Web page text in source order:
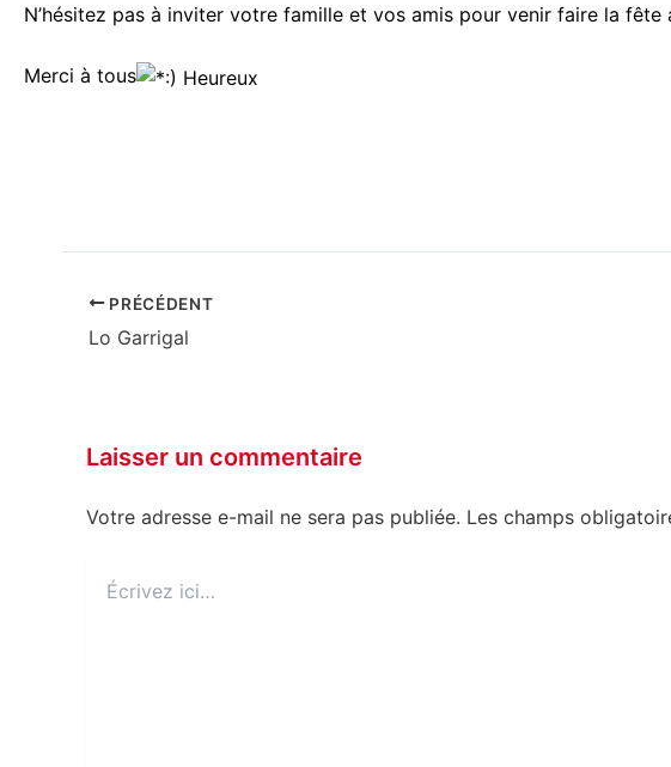
N’hésitez pas à inviter votre famille et vos amis pour venir faire la
Merci à tous
PRÉCÉDENT
Lo Garrigal
Laisser un commentaire
Votre adresse e-mail ne sera pas publiée. Les champs
ici…